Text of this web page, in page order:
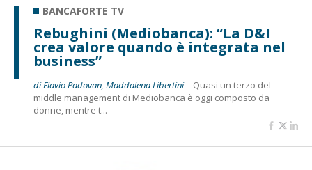
BANCAFORTE TV
Rebughini (Mediobanca): “La D&I
crea valore quando è integrata nel
business”
di Flavio Padovan, Maddalena Libertini - Quasi un terzo del
middle management di Mediobanca è oggi composto da
donne, mentre t...